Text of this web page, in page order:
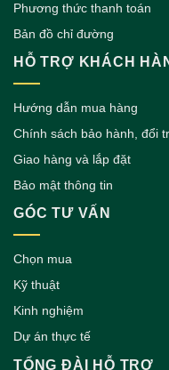
Phương thức thanh toán
Bản đồ chỉ đường
HỖ TRỢ KHÁCH
Hướng dẫn mua hàng
Chính sách bảo hành, đổi
Giao hàng và lắp đặt
Bảo mật thông tin
GÓC TƯ VẤN
Chọn mua
Kỹ thuật
Kinh nghiệm
Dự án thực tế
TỔNG ĐÀI HỖ TRỢ